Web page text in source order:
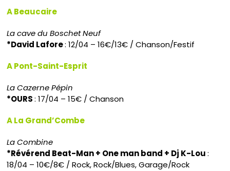
A Beaucaire
La cave du Boschet Neuf
*David Lafore: 12/04 – 16€/13€ / Chanson/Festif
A Pont-Saint-Esprit
La Cazerne Pépin
*OURS: 17/04 – 15€ / Chanson
A La Grand’Combe
La Combine
*Révérend Beat-Man + One man band + Dj K-Lou:
18/04 – 10€/8€ / Rock, Rock/Blues, Garage/Rock